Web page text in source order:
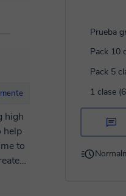
Prueba
Pack 10
Pack 5
1 clase
high
help
to